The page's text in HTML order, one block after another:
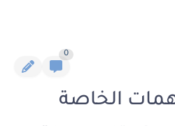
0
الخاصة